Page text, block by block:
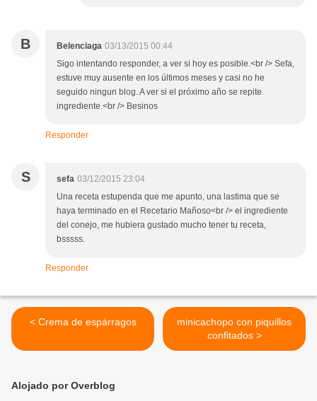
B Belenciaga 03/13/2015 00:44
Sigo intentando responder, a ver si hoy es posible.<br /> Sefa,
estuve muy ausente en los últimos meses y casi no he
seguido ningun blog. A ver si el próximo año se repite
ingrediente.<br /> Besinos
Responder
S sefa 03/12/2015 23:04
Una receta estupenda que me apunto, una lastima que se
haya terminado en el Recetario Mañoso<br /> el ingrediente
del conejo, me hubiera gustado mucho tener tu receta,
bsssss.
Responder
< Crema de espárragos
minicachopo con piquillos
confitados >
Alojado por Overblog